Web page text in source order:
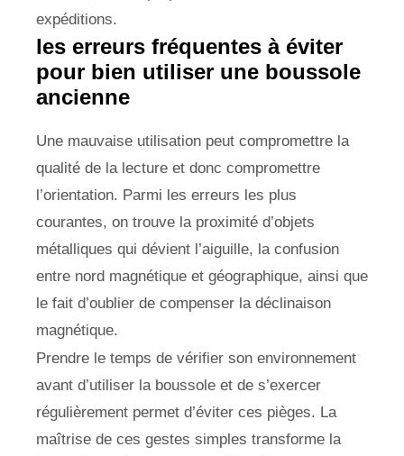
expéditions.
les erreurs fréquentes à éviter
pour bien utiliser une boussole
ancienne
Une mauvaise utilisation peut compromettre la
qualité de la lecture et donc compromettre
l’orientation. Parmi les erreurs les plus
courantes, on trouve la proximité d’objets
métalliques qui dévient l’aiguille, la confusion
entre nord magnétique et géographique, ainsi que
le fait d’oublier de compenser la déclinaison
magnétique.
Prendre le temps de vérifier son environnement
avant d’utiliser la boussole et de s’exercer
régulièrement permet d’éviter ces pièges. La
maîtrise de ces gestes simples transforme la